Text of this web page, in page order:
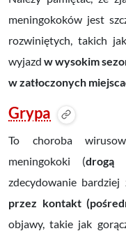
meningokoków jest
rozwiniętych, takich
wyjazd w wysokim
w zatłoczonych
Grypa
To choroba
meningokoki (drogą
zdecydowanie
przez kontakt
objawy, takie jak